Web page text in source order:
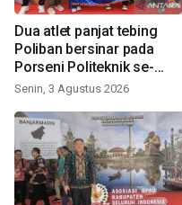
Dua atlet panjat tebing
Poliban bersinar pada
Porseni Politeknik se-
Indonesia 2026
Senin, 3 Agustus 2026